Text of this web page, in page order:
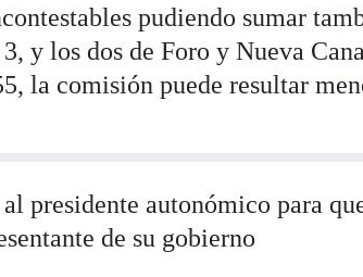
pudiendo sumar
y los dos de Foro y Nueva
la comisión puede resultar
presidente autonómico para
de su gobierno